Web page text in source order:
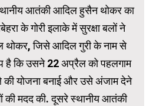
आतंकी आदिल हुसैन थोकर का
के गोरी इलाके में सुरक्षा बलों ने
थोकर, जिसे आदिल गुरी के नाम से
है कि उसने 22 अप्रैल को पहलगाम
की योजना बनाई और उसे अंजाम देने
की मदद की. दूसरे स्थानीय आतंकी